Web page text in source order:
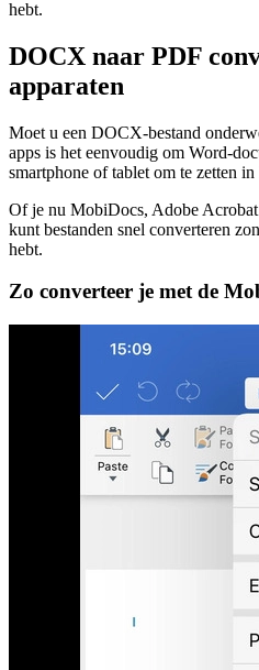
hebt.
DOCX naar PDF
apparaten
Moet u een DOCX-bestand
apps is het eenvoudig om Word-
smartphone of tablet om te zetten in
Of je nu MobiDocs, Adobe
kunt bestanden snel converteren
hebt.
Zo converteer je met de